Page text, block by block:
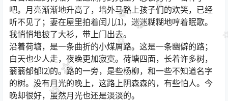
吧。月亮渐渐地升高了，墙外马路上孩子们的欢笑，已经
听不见了；妻在屋里拍着闰儿⑴，迷迷糊糊地哼着眠歌。
我悄悄地披了大衫，带上门出去。
沿着荷塘，是一条曲折的小煤屑路。这是一条幽僻的路；
白天也少人走，夜晚更加寂寞。荷塘四面，长着许多树，
蓊蓊郁郁⑵的。路的一旁，是些杨柳，和一些不知道名字
的树。没有月光的晚上，这路上阴森森的，有些怕人。今
晚却很好，虽然月光也还是淡淡的。